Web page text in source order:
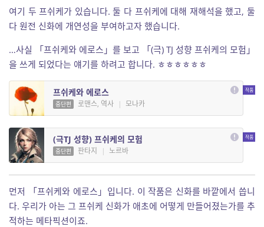
여기 두 프쉬케가 있습니다. 둘 다 프쉬케에 대해 재해석을 했고, 둘
다 원전 신화에 개연성을 부여하고자 했습니다.
…사실 「프쉬케와 에로스」를 보고 「(극) TJ 성향 프쉬케의 모험」
을 쓰게 되었다는 얘기를 하려고 합니다. ㅎㅎㅎㅎㅎㅎ
프쉬케와 에로스
중단편 로맨스, 역사 | 모나카
(극TJ 성향) 프쉬케의 모험
중단편 판타지 | 노르바
먼저 「프쉬케와 에로스」입니다. 이 작품은 신화를 바깥에서 씁니
다. 우리가 아는 그 프쉬케 신화가 애초에 어떻게 만들어졌는가를 추
적하는 메타픽션이죠.